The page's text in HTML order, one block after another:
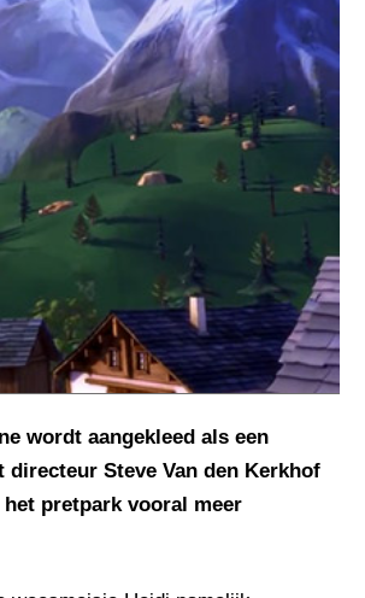
wordt aangekleed als een
Steve Van den Kerkhof
pretpark vooral meer